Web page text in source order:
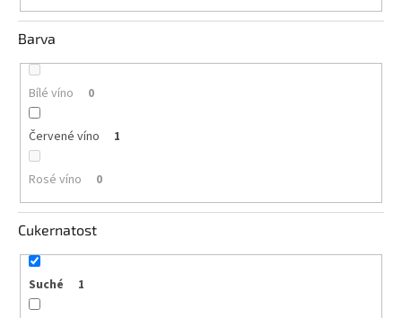
Vývrtky
BiB
-
větší
objem
Ostatní
vína
Barva
Bílé víno 0
Červené víno 1
Rosé víno 0
Cukernatost
Suché 1